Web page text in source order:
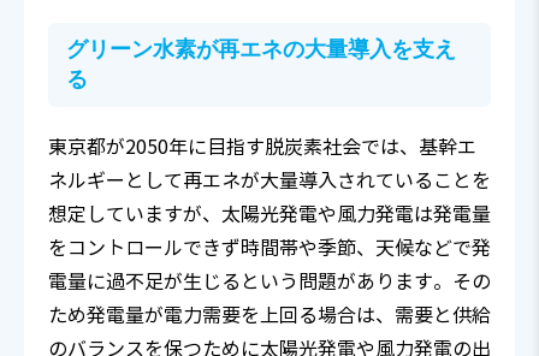
グリーン水素が再エネの大量導入を支え
る
東京都が2050年に目指す脱炭素社会では、基幹エ
ネルギーとして再エネが大量導入されていることを
想定していますが、太陽光発電や風力発電は発電量
をコントロールできず時間帯や季節、天候などで発
電量に過不足が生じるという問題があります。その
ため発電量が電力需要を上回る場合は、需要と供給
のバランスを保つために太陽光発電や風力発電の出